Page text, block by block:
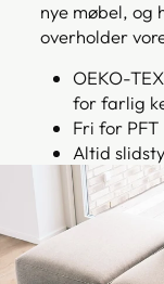
nye møbel, og
overholder
OEKO-
for farlig
Fri for PFT
Altid